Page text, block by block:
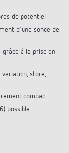
de potentiel
d'une sonde de
grâce à la prise en
store,
compact
possible